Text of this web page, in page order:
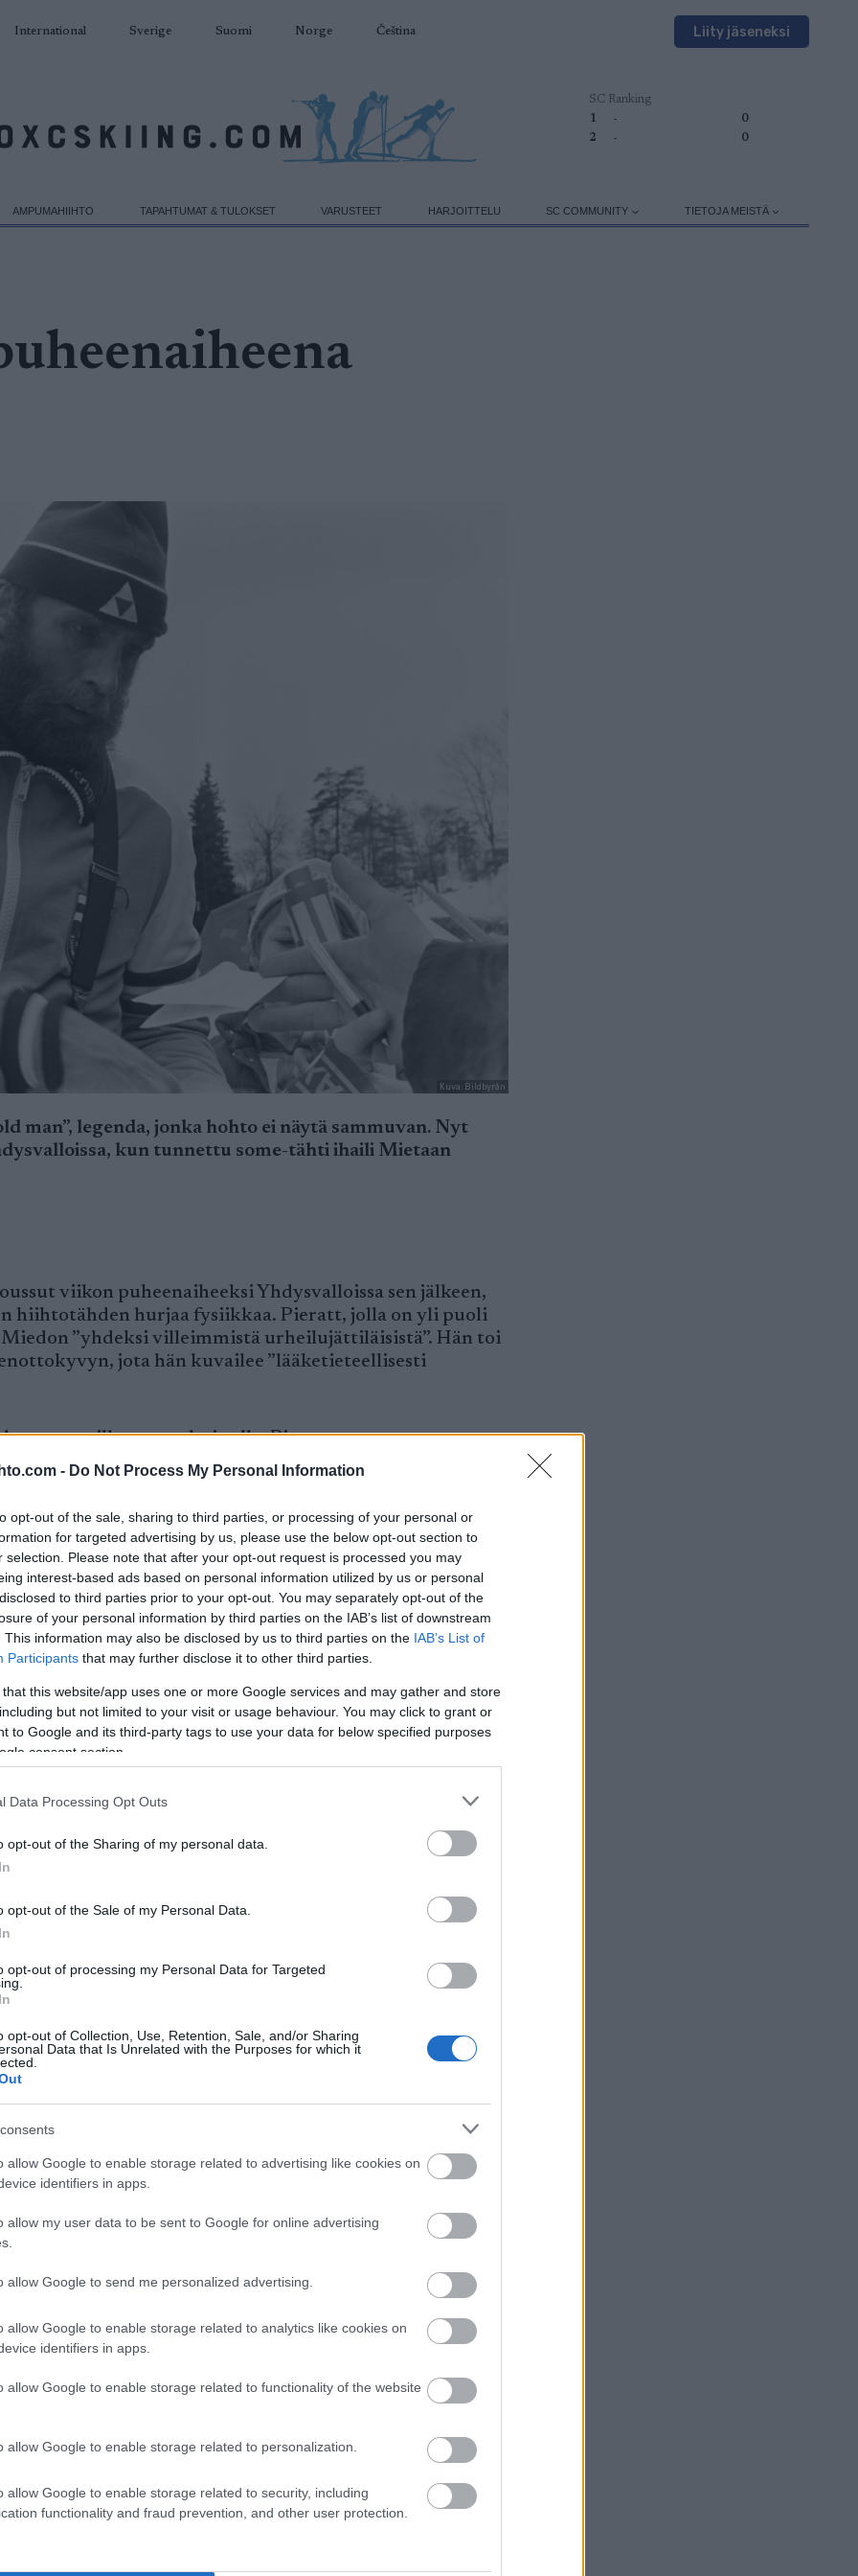
- Do Not Process My Personal Information
opt-out of the sale, sharing to third parties, or processing of your personal or
for targeted advertising by us, please use the below opt-out section to
selection. Please note that after your opt-out request is processed you may
interest-based ads based on personal information utilized by us or personal
to third parties prior to your opt-out. You may separately opt-out of the
of your personal information by third parties on the IAB’s list of downstream
This information may also be disclosed by us to third parties on the IAB’s List of
Participants that may further disclose it to other third parties.
that this website/app uses one or more Google services and may gather and store
but not limited to your visit or usage behaviour. You may click to grant or
to Google and its third-party tags to use your data for below specified purposes
consent section.
Data Processing Opt Outs
opt-out of the Sharing of my personal data.
opt-out of the Sale of my Personal Data.
opt-out of processing my Personal Data for Targeted
opt-out of Collection, Use, Retention, Sale, and/or Sharing
Data that Is Unrelated with the Purposes for which it
allow Google to enable storage related to advertising like cookies on
identifiers in apps.
allow my user data to be sent to Google for online advertising
allow Google to send me personalized advertising.
allow Google to enable storage related to analytics like cookies on
identifiers in apps.
allow Google to enable storage related to functionality of the website
allow Google to enable storage related to personalization.
allow Google to enable storage related to security, including
functionality and fraud prevention, and other user protection.
International Sverige Suomi Norge Čeština Liity jäseneksi
SC Ranking
1
-
0
2
- 0
AMPUMAHIIHTO TAPAHTUMAT & TULOKSET VARUSTEET HARJOITTELU SC COMMUNITY TIETOJA MEISTÄ
Kuva: Bildbyrån
man”, legenda, jonka hohto ei näytä sammuvan. Nyt
kun tunnettu some-tähti ihaili Mietaan
viikon puheenaiheeksi Yhdysvalloissa sen jälkeen,
hiihtotähden hurjaa fysiikkaa. Pieratt, jolla on yli puoli
”yhdeksi villeimmistä urheilujättiläisistä”. Hän toi
jota hän kuvailee ”lääketieteellisesti
uransa huipulla, Pieratt sanoo.
ennätyksen 10 kilometrin juoksussa sekä
lisää.
esitetyt luvut pitävät paikkansa.
että olen erityinen, 75-vuotias sanoo Ilta-Sanomille.
mitattu Ruotsissa, hän toteaa.
ml/kg/min. Se on tosin hieman alhaisempi kuin Bjørn
kenties maailman korkein.
132 kg
väli (10,5–11 tuumaa) — kuuluisan valtavat kädet
min (lääketieteellisesti
min/km vauhti 105 kilolla!)
käytännössä maratonvalmistautumista
kg:n kehonpainolla
(40 km) lenkkejä harjoittelussa
kuntoharjoittelua